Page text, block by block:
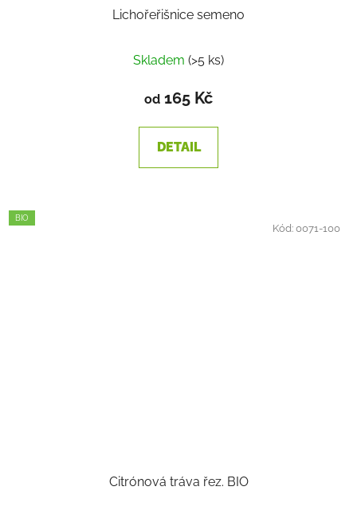
Lichořeřišnice semeno
Skladem (>5 ks)
od 165 Kč
DETAIL
BIO
Citrónová tráva řez. BIO
Kód:0071-100